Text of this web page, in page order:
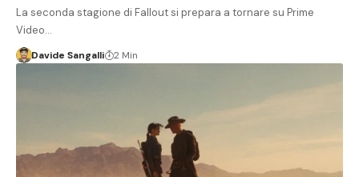
La seconda stagione di Fallout si prepara a tornare su Prime
Video…
Davide Sangalli 2 Min